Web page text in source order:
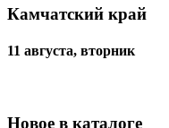
Камчатский край
11 августа, вторник
Новое в каталоге